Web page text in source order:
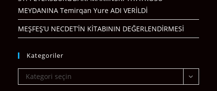
MEYDANINA Temirqan Yure ADI VERİLDİ
MEŞFEŞ’U NECDET’İN KİTABININ DEĞERLENDİRMESİ
Kategoriler
Kategoriler
Kategori seçin